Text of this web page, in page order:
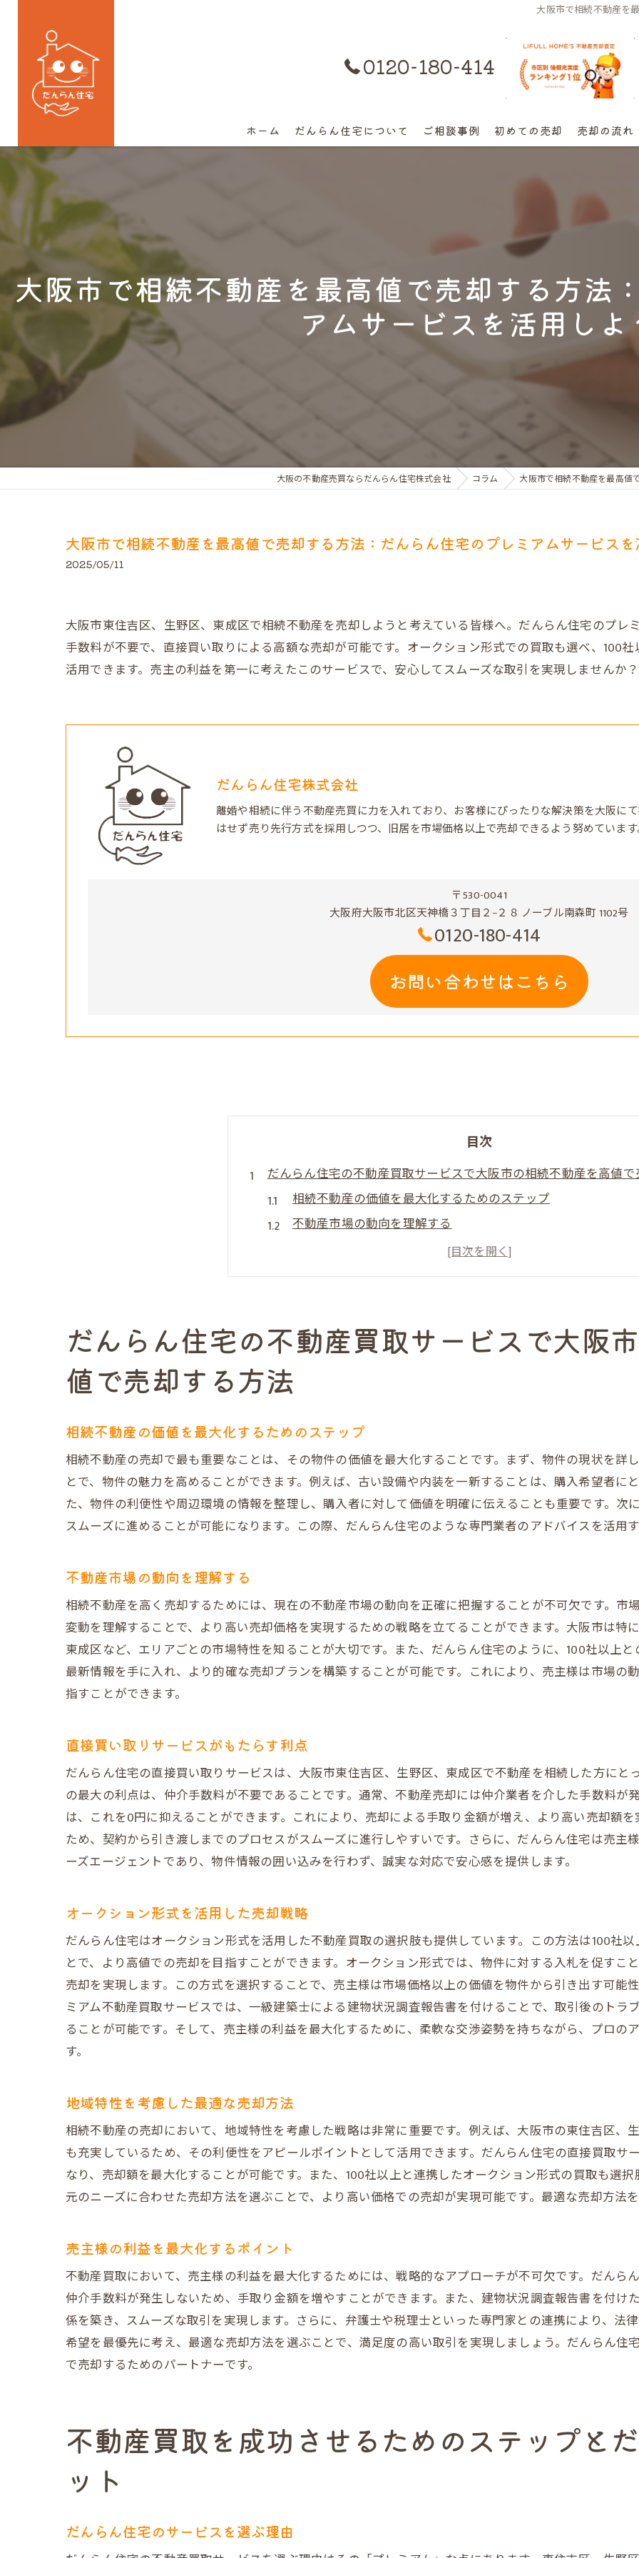
大阪市で相続不動産を
0120-180-414 購入はコチラ
ホーム だんらん住宅について ご相談事例
離婚不動産の売却相談
高額早期売却の相談
終活売却の相談
空き家の相談
マンショントラブルでの買替え相談
初めての売却 売却の流れ
大阪市で相続不動産を最高値で売却する方法
アムサービスを活用しよ
大阪の不動産売買ならだんらん住宅株式会社 コラム 大阪市で相続不動産を最高値
大阪市で相続不動産を最高値で売却する方法：だんらん住宅のプレミアムサービスを
2025/05/11
大阪市東住吉区、生野区、東成区で相続不動産を売却しようと考えている皆様へ。だんらん住宅のプレ
手数料が不要で、直接買い取りによる高額な売却が可能です。オークション形式での買取も選べ、100
活用できます。売主の利益を第一に考えたこのサービスで、安心してスムーズな取引を実現しませんか？
だんらん住宅株式会社
離婚や相続に伴う不動産売買に力を入れており、お客様にぴったりな解決策を大阪に
はせず売り先行方式を採用しつつ、旧居を市場価格以上で売却できるよう努めています
〒530-0041
大阪府大阪市北区天神橋３丁目２−２８ ノーブル南森町 1102号
0120-180-414
お問い合わせはこちら
目次
だんらん住宅の不動産買取サービスで大阪市の相続不動産を高値
相続不動産の価値を最大化するためのステップ
不動産市場の動向を理解する
直接買い取りサービスがもたらす利点
オークション形式を活用した売却戦略
売主様の利益を最大化するポイント
不動産買取を成功させるためのステップとだんらん住宅のメリット
スムーズな取引を実現するためのプロセス
仲介手数料ゼロのメリット
多様な不動産タイプに対応する柔軟性
売却後のトラブルを避けるための備え
相続不動産買取の最高金額を実現するだんらん住宅の秘密
顧客満足度を高めるサービスの特長
不動産価値評価の重要性
売却を成功に導くためのタイミング戦略
オークションで得られる追加利益の可能性
ネットワークを活用した高額売却の秘訣
オークション形式のメリットとデメリット
売主様にとっての最適な選択肢
市場のトレンドを読み取る力
成功事例から学ぶオークション戦略
仲介手数料ゼロで売主の利益を最大化する不動産買取の実現
仲介手数料ゼロの具体的な利点
売主様にとっての経済的メリット
不動産買取で優れた結果を得るコツ
だんらん住宅の透明性と信頼性
費用削減を活かす取引手法
だんらん住宅の顧客サービスの強み
安心感を提供するサポート体制
透明性の高い取引の重要性
地元での信頼と実績
実際の利用者の声と体験談
相続不動産の特性を理解する
だんらん住宅を活用する方法
市場の動向を反映した売却戦略
法律的サポートと手続きの流れ
トラブルを未然に防ぐための対策
だんらん住宅の不動産買取サービスで大阪
値で売却する方法
相続不動産の価値を最大化するためのステップ
相続不動産の売却で最も重要なことは、その物件の価値を最大化することです。まず、物件の現状を詳
とで、物件の魅力を高めることができます。例えば、古い設備や内装を一新することは、購入希望者に
た、物件の利便性や周辺環境の情報を整理し、購入者に対して価値を明確に伝えることも重要です。次
スムーズに進めることが可能になります。この際、だんらん住宅のような専門業者のアドバイスを活用
不動産市場の動向を理解する
相続不動産を高く売却するためには、現在の不動産市場の動向を正確に把握することが不可欠です。市
変動を理解することで、より高い売却価格を実現するための戦略を立てることができます。大阪市は特
東成区など、エリアごとの市場特性を知ることが大切です。また、だんらん住宅のように、100社以上
最新情報を手に入れ、より的確な売却プランを構築することが可能です。これにより、売主様は市場の
指すことができます。
直接買い取りサービスがもたらす利点
だんらん住宅の直接買い取りサービスは、大阪市東住吉区、生野区、東成区で不動産を相続した方にと
の最大の利点は、仲介手数料が不要であることです。通常、不動産売却には仲介業者を介した手数料が
は、これを0円に抑えることができます。これにより、売却による手取り金額が増え、より高い売却額
ため、契約から引き渡しまでのプロセスがスムーズに進行しやすいです。さらに、だんらん住宅は売主
ーズエージェントであり、物件情報の囲い込みを行わず、誠実な対応で安心感を提供します。
オークション形式を活用した売却戦略
だんらん住宅はオークション形式を活用した不動産買取の選択肢も提供しています。この方法は100社
とで、より高値での売却を目指すことができます。オークション形式では、物件に対する入札を促すこ
売却を実現します。この方式を選択することで、売主様は市場価格以上の価値を物件から引き出す可能
ミアム不動産買取サービスでは、一級建築士による建物状況調査報告書を付けることで、取引後のトラ
ることが可能です。そして、売主様の利益を最大化するために、柔軟な交渉姿勢を持ちながら、プロの
す。
地域特性を考慮した最適な売却方法
相続不動産の売却において、地域特性を考慮した戦略は非常に重要です。例えば、大阪市の東住吉区、
も充実しているため、その利便性をアピールポイントとして活用できます。だんらん住宅の直接買取サ
なり、売却額を最大化することが可能です。また、100社以上と連携したオークション形式の買取も選
元のニーズに合わせた売却方法を選ぶことで、より高い価格での売却が実現可能です。最適な売却方法
売主様の利益を最大化するポイント
不動産買取において、売主様の利益を最大化するためには、戦略的なアプローチが不可欠です。だんら
仲介手数料が発生しないため、手取り金額を増やすことができます。また、建物状況調査報告書を付け
係を築き、スムーズな取引を実現します。さらに、弁護士や税理士といった専門家との連携により、法
希望を最優先に考え、最適な売却方法を選ぶことで、満足度の高い取引を実現しましょう。だんらん住
で売却するためのパートナーです。
不動産買取を成功させるためのステップと
ット
だんらん住宅のサービスを選ぶ理由